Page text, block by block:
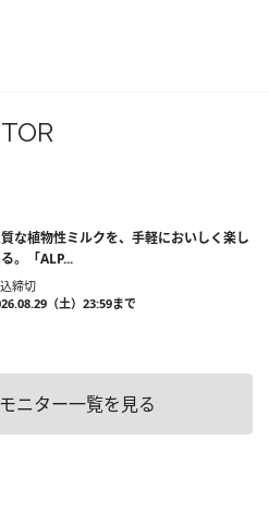
な植物性ミルクを、手軽においしく楽し
。「ALP...
締切
（土）23:59まで
ニター一覧を見る